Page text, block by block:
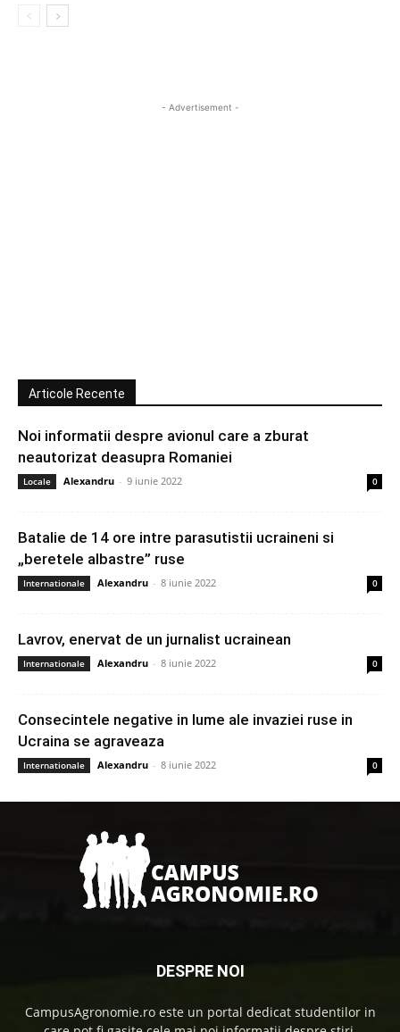
- Advertisement -
Articole Recente
Noi informatii despre avionul care a zburat
neautorizat deasupra Romaniei
Locale Alexandru - 9 iunie 2022 0
Batalie de 14 ore intre parasutistii ucraineni si
„beretele albastre” ruse
Internationale Alexandru - 8 iunie 2022 0
Lavrov, enervat de un jurnalist ucrainean
Internationale Alexandru - 8 iunie 2022 0
Consecintele negative in lume ale invaziei ruse in
Ucraina se agraveaza
Internationale Alexandru - 8 iunie 2022 0
DESPRE NOI
CampusAgronomie.ro este un portal dedicat studentilor in